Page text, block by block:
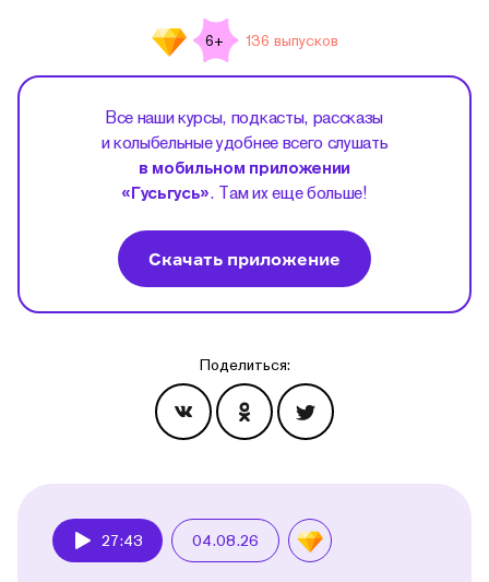
6+ 136 выпусков
Все наши курсы, подкасты, рассказы
и колыбельные удобнее всего слушать
в мобильном приложении
«Гусьгусь». Там их еще больше!
Скачать приложение
Поделиться:
27:43 04.08.26